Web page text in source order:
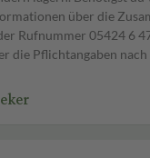
über die
Rufnummer 05424 6
die Pflichtangaben nach